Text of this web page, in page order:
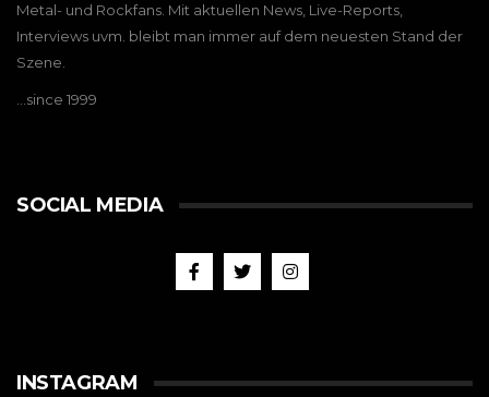
Metal- und Rockfans. Mit aktuellen News, Live-Reports,
Interviews uvm. bleibt man immer auf dem neuesten Stand der
Szene.
…since 1999
SOCIAL MEDIA
INSTAGRAM